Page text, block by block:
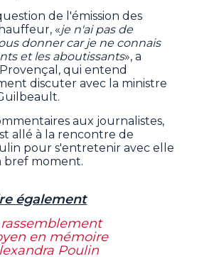
de l'émission des
«je n'ai pas de
donner car je ne connais
et les aboutissants», a
qui entend
discuter avec la ministre
aux journalistes,
allé à la rencontre de
pour s'entretenir avec elle
moment.
également
rassemblement
en mémoire
Poulin